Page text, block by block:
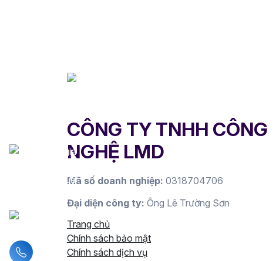
CÔNG TY TNHH CÔNG
NGHỆ LMD
Mã số doanh nghiệp: 0318704706
Đại diện công ty: Ông Lê Trường Sơn
Trang chủ
Chính sách bảo mật
Chính sách dịch vụ
Liên hệ hotline